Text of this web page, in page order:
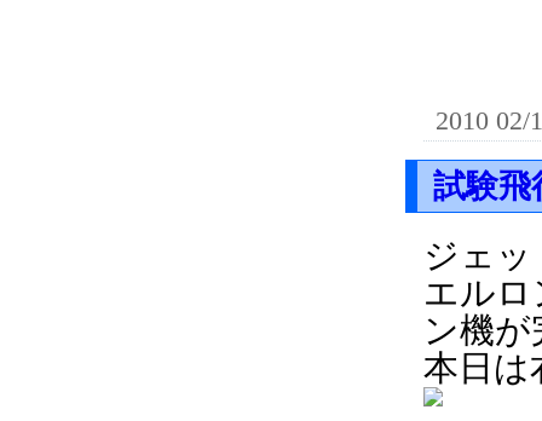
2010 02/
試験飛
ジェ
エル
ン機
本日は